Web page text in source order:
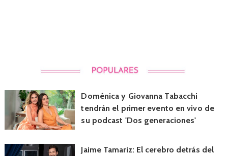
Doménica y Giovanna Tabacchi
tendrán el primer evento en vivo de
su podcast 'Dos generaciones'
Jaime Tamariz: El cerebro detrás del